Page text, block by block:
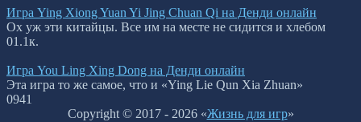
Игра Ying Xiong Yuan Yi Jing Chuan Qi на Денди онлайн
Ох уж эти китайцы. Все им на месте не сидится и хлебом
01.1к.
Игра You Ling Xing Dong на Денди онлайн
Эта игра то же самое, что и «Ying Lie Qun Xia Zhuan»
0941
Copyright © 2017 - 2026 «Жизнь для игр»